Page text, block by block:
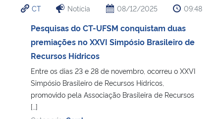
Ministério da Cidadania
Ministério da Saúde
Ministério de Minas e Energia
Ministério da Ciência, Tecnologia, Inovações e Comunicações
CT Notícia 08/12/2025 09:48
Pesquisas do CT-UFSM conquistam duas
premiações no XXVI Simpósio Brasileiro de
Recursos Hídricos
Entre os dias 23 e 28 de novembro, ocorreu o XXVI
Simpósio Brasileiro de Recursos Hídricos,
promovido pela Associação Brasileira de Recursos
[…]